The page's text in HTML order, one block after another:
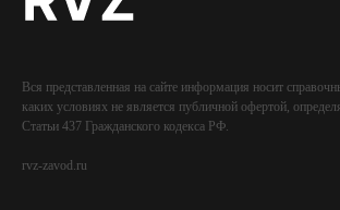
Вся представленная на сайте информация носит
каких условиях не является публичной офертой,
Статьи 437 Гражданского кодекса РФ.
rvz-zavod.ru